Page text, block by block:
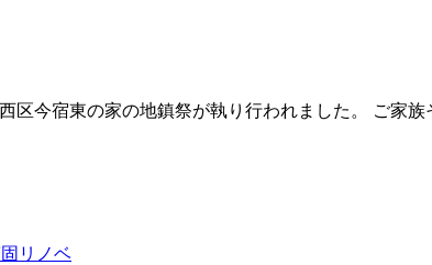
今宿東の家の地鎮祭が執り行われました。 ご家
リノベ